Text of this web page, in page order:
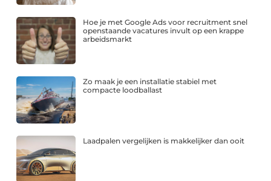
Hoe je met Google Ads voor recruitment snel
openstaande vacatures invult op een krappe
arbeidsmarkt
Zo maak je een installatie stabiel met
compacte loodballast
Laadpalen vergelijken is makkelijker dan ooit